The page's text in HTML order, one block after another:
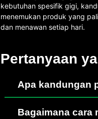
kebutuhan spesifik gigi,
menemukan produk yang
dan menawan setiap hari.
Pertanyaan
Apa kandungan
Bagaimana cara